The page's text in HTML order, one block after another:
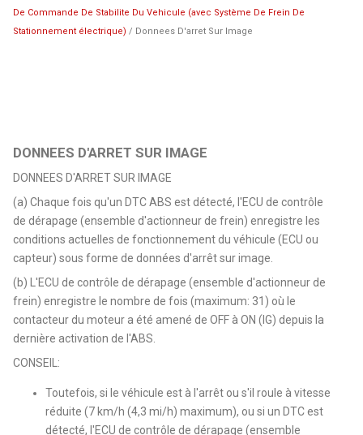
De Commande De Stabilite Du Vehicule (avec Système De Frein De
Stationnement électrique) / Donnees D'arret Sur Image
DONNEES D'ARRET SUR IMAGE
DONNEES D'ARRET SUR IMAGE
(a) Chaque fois qu'un DTC ABS est détecté, l'ECU de contrôle
de dérapage (ensemble d'actionneur de frein) enregistre les
conditions actuelles de fonctionnement du véhicule (ECU ou
capteur) sous forme de données d'arrêt sur image.
(b) L'ECU de contrôle de dérapage (ensemble d'actionneur de
frein) enregistre le nombre de fois (maximum: 31) où le
contacteur du moteur a été amené de OFF à ON (IG) depuis la
dernière activation de l'ABS.
CONSEIL:
Toutefois, si le véhicule est à l'arrêt ou s'il roule à vitesse
réduite (7 km/h (4,3 mi/h) maximum), ou si un DTC est
détecté, l'ECU de contrôle de dérapage (ensemble